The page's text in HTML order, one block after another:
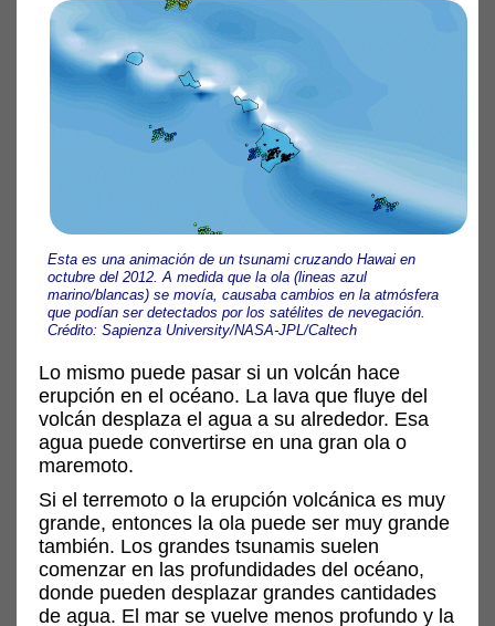
Esta es una animación de un tsunami cruzando Hawai en
octubre del 2012. A medida que la ola (lineas azul
marino/blancas) se movía, causaba cambios en la atmósfera
que podían ser detectados por los satélites de nevegación.
Crédito: Sapienza University/NASA-JPL/Caltech
Lo mismo puede pasar si un volcán hace
erupción en el océano. La lava que fluye del
volcán desplaza el agua a su alrededor. Esa
agua puede convertirse en una gran ola o
maremoto.
Si el terremoto o la erupción volcánica es muy
grande, entonces la ola puede ser muy grande
también. Los grandes tsunamis suelen
comenzar en las profundidades del océano,
donde pueden desplazar grandes cantidades
de agua. El mar se vuelve menos profundo y la